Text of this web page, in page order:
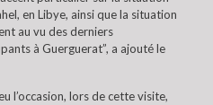
en Libye, ainsi que la situation
au vu des derniers
à Guerguerat”, a ajouté le
l’occasion, lors de cette visite,